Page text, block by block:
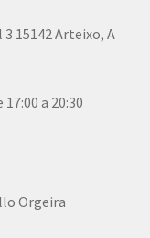
15142 Arteixo, A
17:00 a 20:30
Orgeira